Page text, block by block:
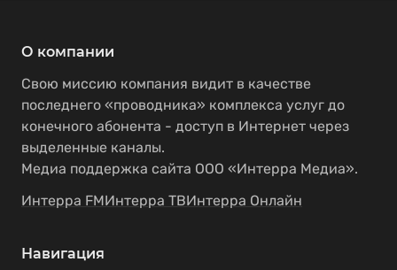
О компании
Свою миссию компания видит в качестве
последнего «проводника» комплекса услуг до
конечного абонента - доступ в Интернет через
выделенные каналы.
Медиа поддержка сайта ООО «Интерра Медиа».
Интерра FMИнтерра ТВИнтерра Онлайн
Навигация